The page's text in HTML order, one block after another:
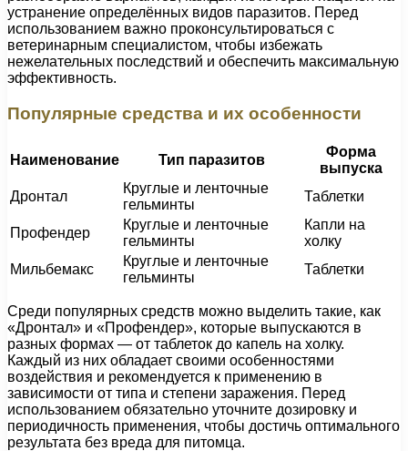
устранение определённых видов паразитов. Перед
использованием важно проконсультироваться с
ветеринарным специалистом, чтобы избежать
нежелательных последствий и обеспечить максимальную
эффективность.
Популярные средства и их особенности
Наименование Тип паразитов
Форма
выпуска
Дронтал
Круглые и ленточные
гельминты
Таблетки
Профендер
Круглые и ленточные
гельминты
Капли на
холку
Мильбемакс
Круглые и ленточные
гельминты
Таблетки
Среди популярных средств можно выделить такие, как
«Дронтал» и «Профендер», которые выпускаются в
разных формах — от таблеток до капель на холку.
Каждый из них обладает своими особенностями
воздействия и рекомендуется к применению в
зависимости от типа и степени заражения. Перед
использованием обязательно уточните дозировку и
периодичность применения, чтобы достичь оптимального
результата без вреда для питомца.